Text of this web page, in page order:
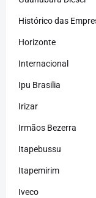
Histórico das
Horizonte
Internacional
Ipu Brasilia
Irizar
Irmãos Bezerra
Itapebussu
Itapemirim
Iveco